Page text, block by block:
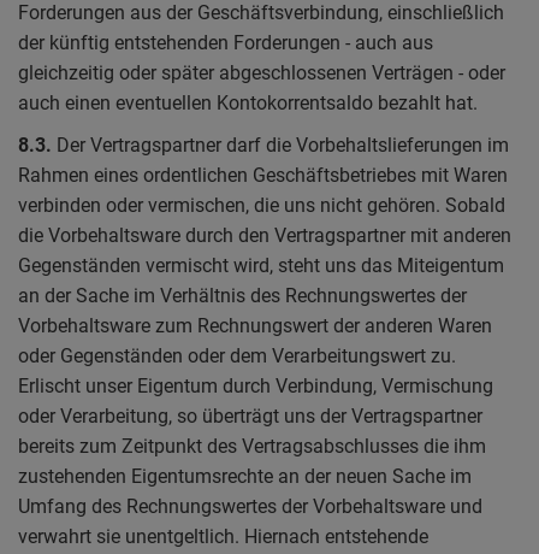
Forderungen aus der Geschäftsverbindung, einschließlich
der künftig entstehenden Forderungen - auch aus
gleichzeitig oder später abgeschlossenen Verträgen - oder
auch einen eventuellen Kontokorrentsaldo bezahlt hat.
8.3. Der Vertragspartner darf die Vorbehaltslieferungen im
Rahmen eines ordentlichen Geschäftsbetriebes mit Waren
verbinden oder vermischen, die uns nicht gehören. Sobald
die Vorbehaltsware durch den Vertragspartner mit anderen
Gegenständen vermischt wird, steht uns das Miteigentum
an der Sache im Verhältnis des Rechnungswertes der
Vorbehaltsware zum Rechnungswert der anderen Waren
oder Gegenständen oder dem Verarbeitungswert zu.
Erlischt unser Eigentum durch Verbindung, Vermischung
oder Verarbeitung, so überträgt uns der Vertragspartner
bereits zum Zeitpunkt des Vertragsabschlusses die ihm
zustehenden Eigentumsrechte an der neuen Sache im
Umfang des Rechnungswertes der Vorbehaltsware und
verwahrt sie unentgeltlich. Hiernach entstehende